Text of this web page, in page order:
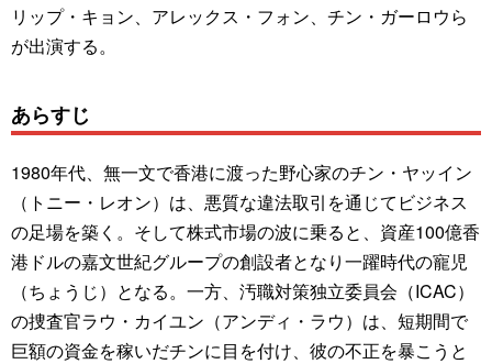
リップ・キョン、アレックス・フォン、チン・ガーロウら
が出演する。
あらすじ
1980年代、無一文で香港に渡った野心家のチン・ヤッイン
（トニー・レオン）は、悪質な違法取引を通じてビジネス
の足場を築く。そして株式市場の波に乗ると、資産100億香
港ドルの嘉文世紀グループの創設者となり一躍時代の寵児
（ちょうじ）となる。一方、汚職対策独立委員会（ICAC）
の捜査官ラウ・カイユン（アンディ・ラウ）は、短期間で
巨額の資金を稼いだチンに目を付け、彼の不正を暴こうと